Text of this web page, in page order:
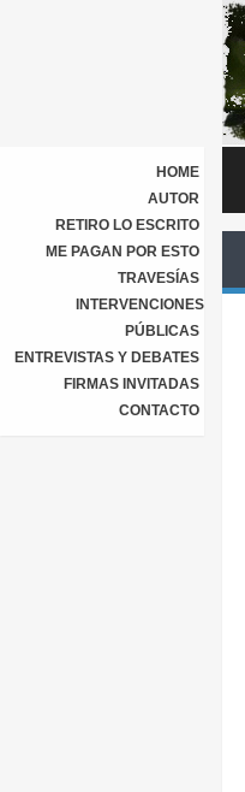
HOME
AUTOR
RETIRO LO ESCRITO
ME PAGAN POR ESTO
TRAVESÍAS
INTERVENCIONES
PÚBLICAS
ENTREVISTAS Y DEBATES
FIRMAS INVITADAS
CONTACTO